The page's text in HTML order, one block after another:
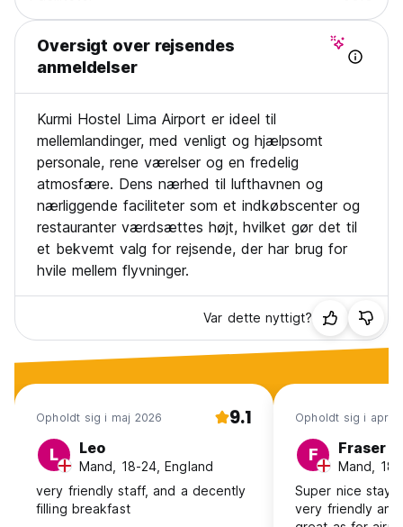
Oversigt over rejsendes
anmeldelser
Kurmi Hostel Lima Airport er ideel til
mellemlandinger, med venligt og hjælpsomt
personale, rene værelser og en fredelig
atmosfære. Dens nærhed til lufthavnen og
nærliggende faciliteter som et indkøbscenter og
restauranter værdsættes højt, hvilket gør det til
et bekvemt valg for rejsende, der har brug for
hvile mellem flyvninger.
Var dette nyttigt?
Opholdt sig i maj 2026 9.1
L Leo
Mand, 18-24, England
very friendly staff, and a decently
filling breakfast
Opholdt sig i apr.
F Fraser
Mand,
Super nice stay
very friendly